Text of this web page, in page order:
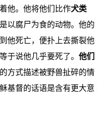
他。他将他们比作犬类
以腐尸为食的动物。他的
他死亡，便扑上去撕裂他
于说他几乎要死了。 他们
方式描述被野兽扯碎的情
基督的话语是含有更大意